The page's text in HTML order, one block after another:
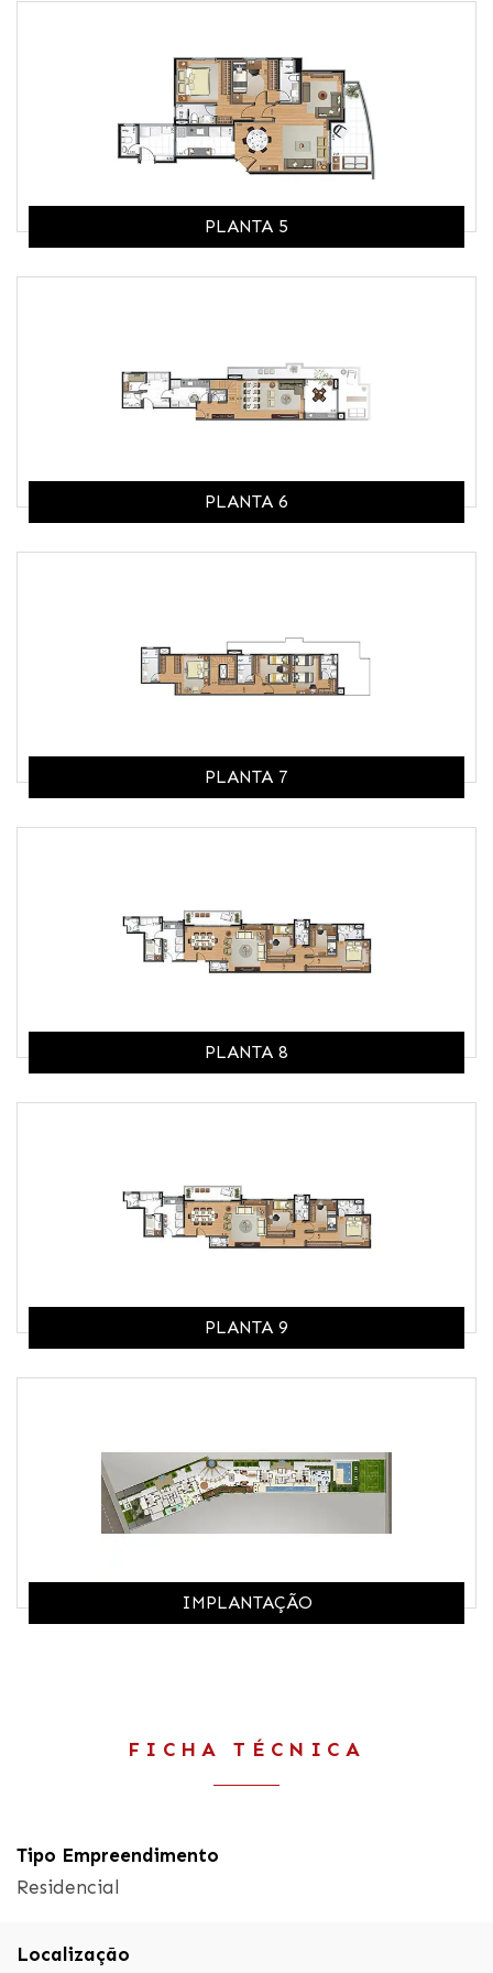
PLANTA 5
PLANTA 6
PLANTA 7
PLANTA 8
PLANTA 9
IMPLANTAÇÃO
FICHA TÉCNICA
Tipo Empreendimento
Residencial
Localização